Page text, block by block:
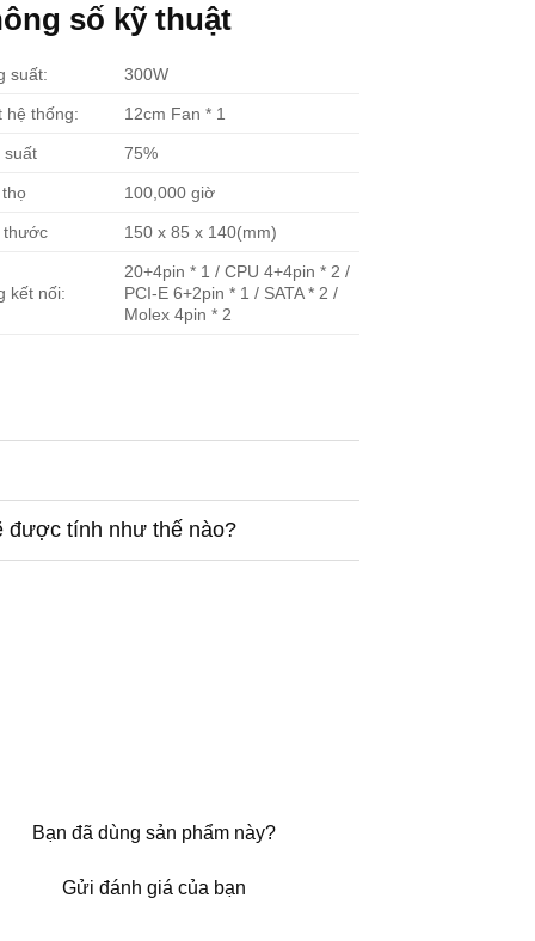
số kỹ thuật
suất: 300W
hệ thống: 12cm Fan * 1
suất 75%
100,000 giờ
thước 150 x 85 x 140(mm)
kết nối:
20+4pin * 1 / CPU 4+4pin * 2 /
PCI-E 6+2pin * 1 / SATA * 2 /
Molex 4pin * 2
được tính như thế nào?
Bạn đã dùng sản phẩm này?
Gửi đánh giá của bạn